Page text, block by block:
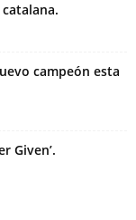
campeón esta
Given’.